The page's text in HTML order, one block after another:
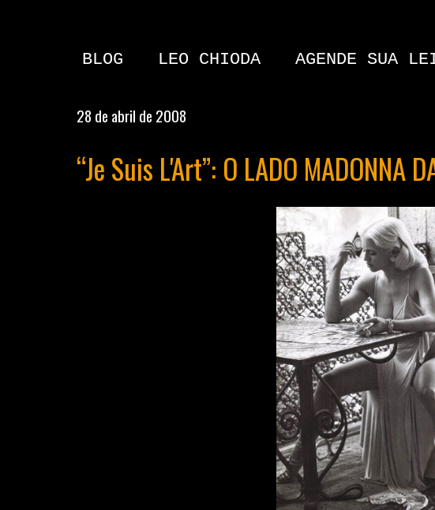
BLOG LEO CHIODA AGENDE SUA
28 de abril de 2008
“Je Suis L'Art”: O LADO MADONNA